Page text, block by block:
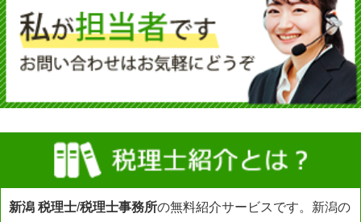
新潟 税理士/税理士事務所の無料紹介サービスです。新潟の